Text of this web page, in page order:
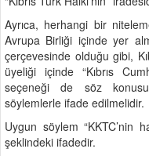
Ayrıca, herhangi bir
Avrupa Birliği içinde yer
çerçevesinde olduğu gibi,
üyeliği içinde “Kıbrıs
seçeneği de söz
söylemlerle ifade edilmelidir.
Uygun söylem “KKTC’nin
şeklindeki ifadedir.